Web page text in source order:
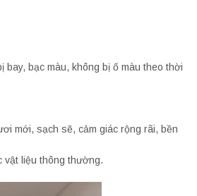
bạc màu, không bị ố màu theo thời
mới, sạch sẽ, cảm giác rộng rãi, bền
vật liệu thông thường.